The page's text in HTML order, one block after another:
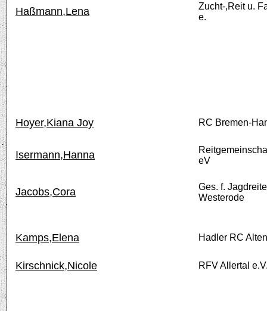
Haßmann,Lena
Zucht-,Reit u.
e.
Hoyer,Kiana Joy RC Bremen-
Isermann,Hanna
eV
Jacobs,Cora
Ges. f.
Westerode
Kamps,Elena Hadler RC
Kirschnick,Nicole RFV Allertal